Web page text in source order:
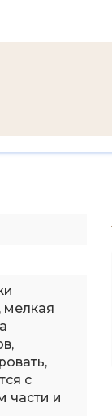
мелкая
с
части и